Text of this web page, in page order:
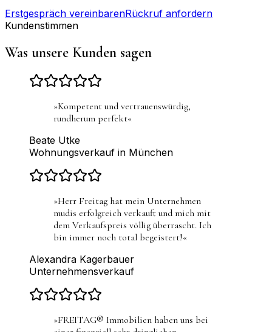
Erstgespräch vereinbarenRückruf anfordern
Kundenstimmen
Was unsere Kunden sagen
»Kompetent und vertrauenswürdig,
rundherum perfekt«
Beate Utke
Wohnungsverkauf in München
»Herr Freitag hat mein Unternehmen
mudis erfolgreich verkauft und mich mit
dem Verkaufspreis völlig überrascht. Ich
bin immer noch total begeistert!«
Alexandra Kagerbauer
Unternehmensverkauf
»FREITAG® Immobilien haben uns bei